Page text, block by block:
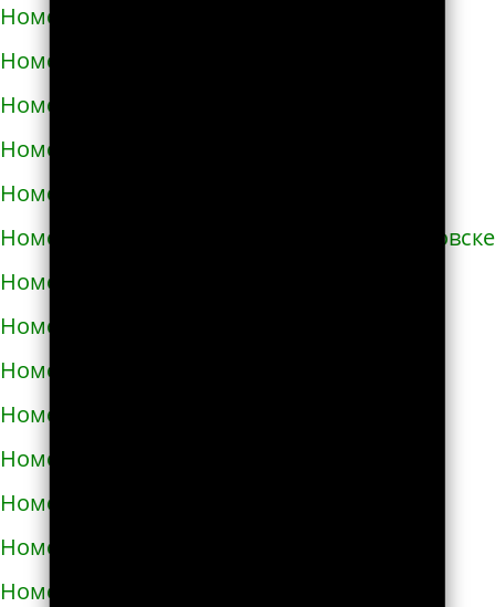
Номера телефонов такси в Змиёве
Номера телефонов такси в Знаменке
Номера телефонов такси в Золотоноше
Номера телефонов такси в Золочеве
Номера телефонов такси в Иванкове
Номера телефонов такси в Ивано-Франковске
Номера телефонов такси в Измаиле
Номера телефонов такси в Изюме
Номера телефонов такси в Изяславе
Номера телефонов такси в Ильинцах
Номера телефонов такси в Ирпене
Номера телефонов такси в Казатине
Номера телефонов такси в Калиновке
Номера телефонов такси в Калуше